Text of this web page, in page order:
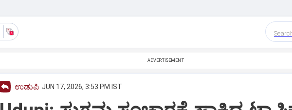
ADVERTISEMENT
ಉಡುಪಿ JUN 17, 2026, 3:53 PM IST